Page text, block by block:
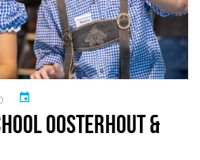
event
OOSTERHOUT &